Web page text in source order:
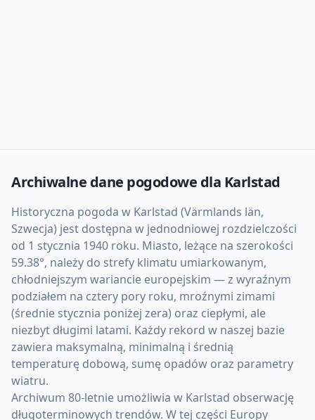
Archiwalne dane pogodowe dla Karlstad
Historyczna pogoda w Karlstad (Värmlands län,
Szwecja) jest dostępna w jednodniowej rozdzielczości
od 1 stycznia 1940 roku. Miasto, leżące na szerokości
59.38°, należy do strefy klimatu umiarkowanym,
chłodniejszym wariancie europejskim — z wyraźnym
podziałem na cztery pory roku, mroźnymi zimami
(średnie stycznia poniżej zera) oraz ciepłymi, ale
niezbyt długimi latami. Każdy rekord w naszej bazie
zawiera maksymalną, minimalną i średnią
temperaturę dobową, sumę opadów oraz parametry
wiatru.
Archiwum 80-letnie umożliwia w Karlstad obserwację
długoterminowych trendów. W tej części Europy